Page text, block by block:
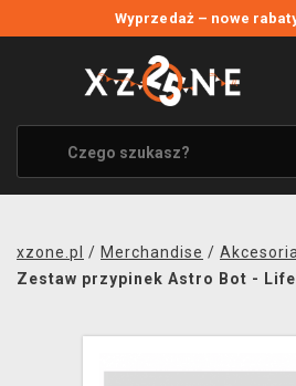
Wyprzedaż – nowe
WYPRZEDAŻ
WSZYSTKIE MARKI
XZONE ORIGINALS
UBRANIA I AKCESORIA
SOUNDTRACKI
xzone.pl / Merchandise / Akcesoria
Zestaw przypinek Astro Bot -